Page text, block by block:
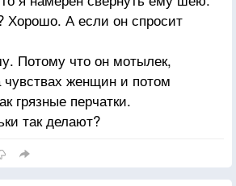
А если он спросит
Потому что он мотылек,
чувствах женщин и потом
грязные перчатки.
так делают?